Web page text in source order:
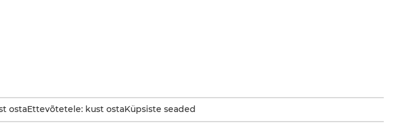
ostaEttevõtetele: kust ostaKüpsiste seaded